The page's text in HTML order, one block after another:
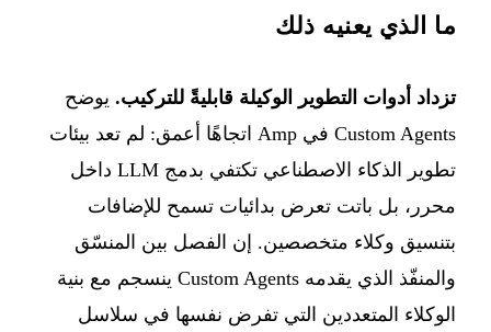
ما الذي يعنيه ذلك
تزداد أدوات التطوير الوكيلة قابليةً للتركيب. يوضح
Custom Agents في Amp اتجاهًا أعمق: لم تعد بيئات
تطوير الذكاء الاصطناعي تكتفي بدمج LLM داخل
محرر، بل باتت تعرض بدائيات تسمح للإضافات
بتنسيق وكلاء متخصصين. إن الفصل بين المنسّق
والمنفّذ الذي يقدمه Custom Agents ينسجم مع بنية
الوكلاء المتعددين التي تفرض نفسها في سلاسل